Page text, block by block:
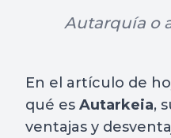
Autarquía o
En el artículo de
qué es Autarkeia,
ventajas y